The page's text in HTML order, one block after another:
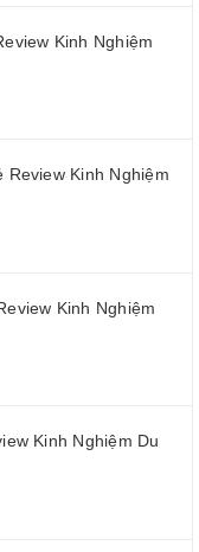
Kinh Nghiệm
Review Kinh Nghiệm
Kinh Nghiệm
Kinh Nghiệm Du